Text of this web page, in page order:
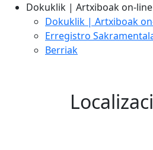
Dokuklik | Artxiboak on-line
Dokuklik | Artxiboak
Erregistro
Berriak